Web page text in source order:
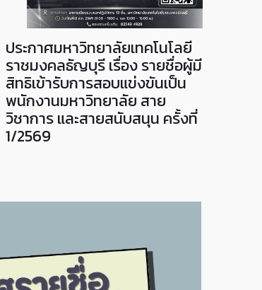
ประกาศมหาวิทยาลัยเทคโนโลยี
ราชมงคลธัญบุรี เรื่อง รายชื่อผู้มี
สิทธิเข้ารับการสอบแข่งขันเป็น
พนักงานมหาวิทยาลัย สาย
วิชาการ และสายสนับสนุน ครั้งที่
1/2569